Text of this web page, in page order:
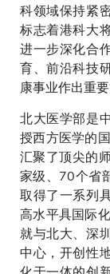
科领域保持紧
标志着港科大
进一步深化合
育、前沿科技
康事业作出重要
北大医学部是
授西方医学的
汇聚了顶尖的
家级、70个省
取得了一系列
高水平具国际
就与北大、深
中心，开创性